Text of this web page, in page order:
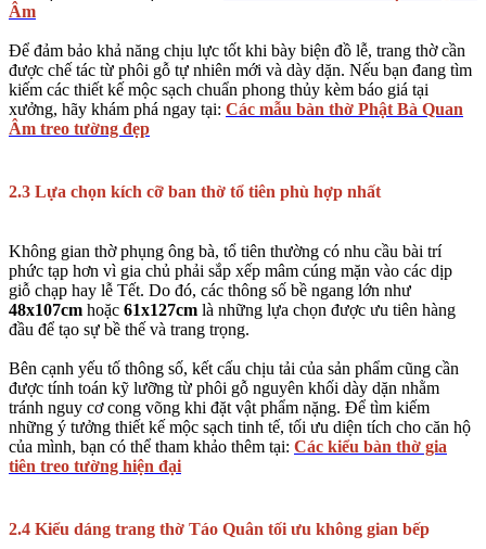
Âm
Để đảm bảo khả năng chịu lực tốt khi bày biện đồ lễ, trang thờ cần
được chế tác từ phôi gỗ tự nhiên mới và dày dặn. Nếu bạn đang tìm
kiếm các thiết kế mộc sạch chuẩn phong thủy kèm báo giá tại
xưởng, hãy khám phá ngay tại: Các mẫu bàn thờ Phật Bà Quan
Âm treo tường đẹp
2.3 Lựa chọn kích cỡ ban thờ tổ tiên phù hợp nhất
Không gian thờ phụng ông bà, tổ tiên thường có nhu cầu bài trí
phức tạp hơn vì gia chủ phải sắp xếp mâm cúng mặn vào các dịp
giỗ chạp hay lễ Tết. Do đó, các thông số bề ngang lớn như
48x107cm hoặc 61x127cm là những lựa chọn được ưu tiên hàng
đầu để tạo sự bề thế và trang trọng.
Bên cạnh yếu tố thông số, kết cấu chịu tải của sản phẩm cũng cần
được tính toán kỹ lưỡng từ phôi gỗ nguyên khối dày dặn nhằm
tránh nguy cơ cong võng khi đặt vật phẩm nặng. Để tìm kiếm
những ý tưởng thiết kế mộc sạch tinh tế, tối ưu diện tích cho căn hộ
của mình, bạn có thể tham khảo thêm tại: Các kiểu bàn thờ gia
tiên treo tường hiện đại
2.4 Kiểu dáng trang thờ Táo Quân tối ưu không gian bếp